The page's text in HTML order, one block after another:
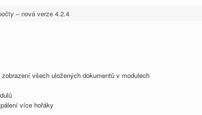
– nová verze 4.2.4
všech uložených dokumentů v modulech
více hořáky